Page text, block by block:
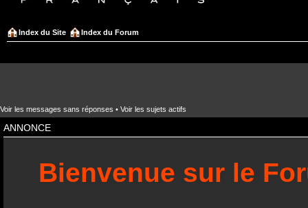
Index du Site Index du Forum
Voir les messages sans réponses • Voir les sujets actifs
ANNONCE
Bienvenue sur le